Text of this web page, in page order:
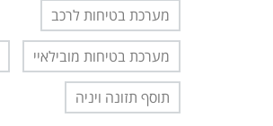
מערכת בטיחות לרכב
מערכת בטיחות מובילאיי
תוסף תזונה ויניה